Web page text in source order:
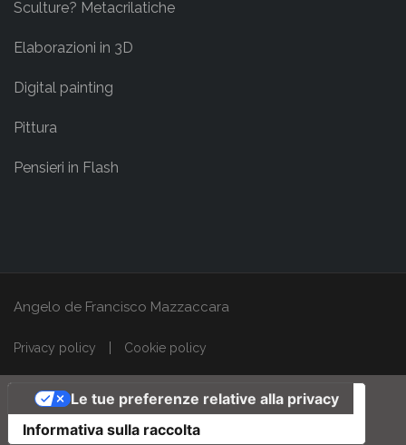
Sculture? Metacrilatiche
Elaborazioni in 3D
Digital painting
Pittura
Pensieri in Flash
Angelo de Francisco Mazzaccara
Privacy policy Cookie policy
Informativa sulla raccolta
Le tue preferenze relative alla privacy